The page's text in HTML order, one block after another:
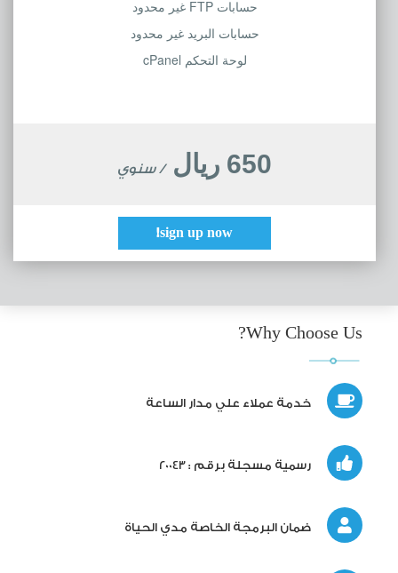
حسابات FTP غير محدود
حسابات البريد غير محدود
لوحة التحكم cPanel
650 ريال / سنوي
sign up now!
Why Choose Us?
خدمة عملاء علي مدار الساعة
رسمية مسجلة برقم : 20043
ضمان البرمجة الخاصة مدي الحياة